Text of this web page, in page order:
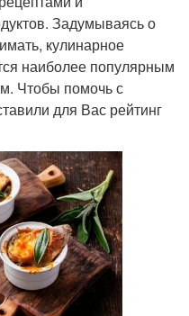
Задумываясь о
кулинарное
наиболее популярным
Чтобы помочь с
для Вас рейтинг